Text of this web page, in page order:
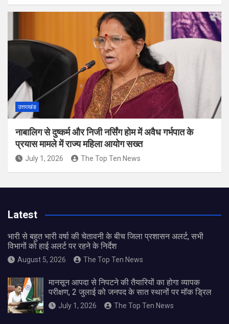
उत्तराखंड
नाबालिग से दुष्कर्म और निजी नर्सिंग होम में अवैध गर्भपात के
प्रयास मामले में राज्य महिला आयोग सख्त
July 1, 2026 The Top Ten News
Latest
भारी से बहुत भारी वर्षा की चेतावनी के बीच जिला प्रशासन अलर्ट, सभी
विभागों को हाई अलर्ट पर रहने के निर्देश
August 5, 2026 The Top Ten News
मानसून आपदा से निपटने की तैयारियों का होगा व्यापक
परीक्षण, 2 जुलाई को जनपद के सात स्थानों पर मॉक ड्रिल
July 1, 2026 The Top Ten News